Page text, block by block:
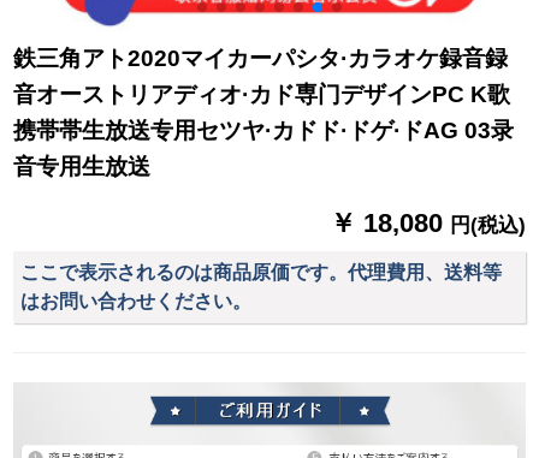
鉄三角アト2020マイカーパシタ·カラオケ録音録
音オーストリアディオ·カド専门デザインPC K歌
携帯帯生放送专用セツヤ·カドド·ドゲ·ドAG 03录
音专用生放送
￥ 18,080 円(税込)
ここで表示されるのは商品原価です。代理費用、送料等
はお問い合わせください。